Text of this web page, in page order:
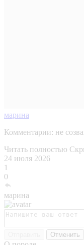
марина
Комментарии: не
Читать полностью
24 июля 2026
1
0
марина
Отменить